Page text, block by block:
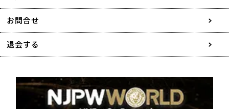
協賛・広告媒体のご案内
特定商取引に関する表記
著作権について
お問合せ
退会する